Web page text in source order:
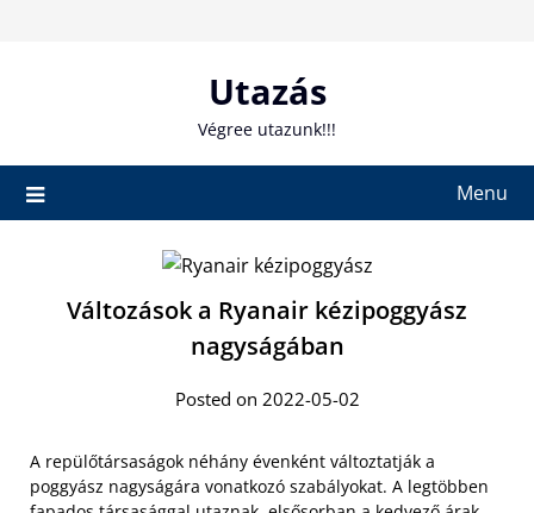
Utazás
Végree utazunk!!!
Menu
Változások a Ryanair kézipoggyász
nagyságában
Posted on 2022-05-02
A repülőtársaságok néhány évenként változtatják a
poggyász nagyságára vonatkozó szabályokat. A legtöbben